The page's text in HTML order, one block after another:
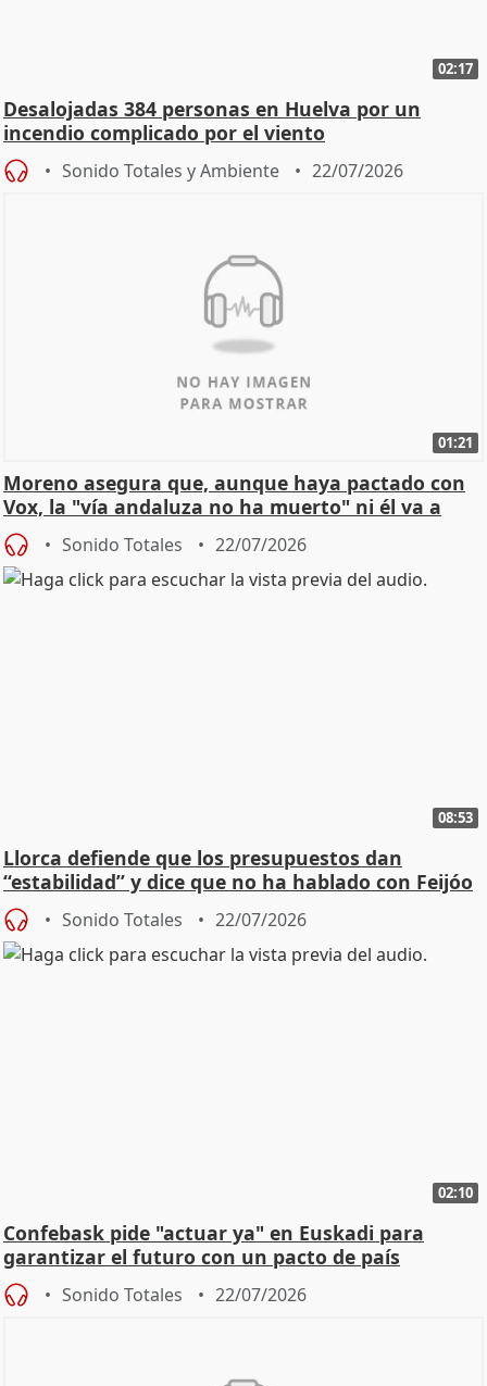
02:17
Desalojadas 384 personas en Huelva por un
incendio complicado por el viento
Sonido Totales y Ambiente 22/07/2026
01:21
Moreno asegura que, aunque haya pactado con
Vox, la "vía andaluza no ha muerto" ni él va a
"cambiar"
Sonido Totales 22/07/2026
08:53
Llorca defiende que los presupuestos dan
“estabilidad” y dice que no ha hablado con Feijóo
Sonido Totales 22/07/2026
02:10
Confebask pide "actuar ya" en Euskadi para
garantizar el futuro con un pacto de país
Sonido Totales 22/07/2026